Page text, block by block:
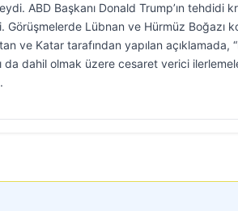
ABD Başkanı Donald Trump’ın tehdidi
Lübnan ve Hürmüz Boğazı
ve Katar tarafından yapılan açıklamada,
da dahil olmak üzere cesaret verici